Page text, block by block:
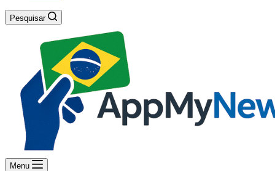
Pesquisar
Menu